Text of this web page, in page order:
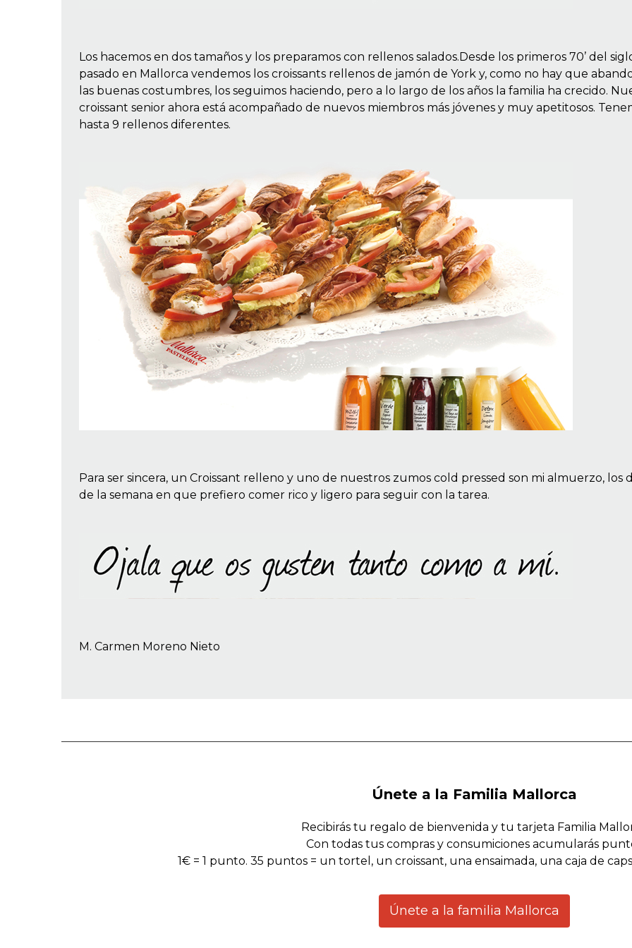
Los hacemos en dos tamaños y los preparamos con rellenos salados.Desde los primeros 70’ del
pasado en Mallorca vendemos los croissants rellenos de jamón de York y, como no hay que
las buenas costumbres, los seguimos haciendo, pero a lo largo de los años la familia ha crecido.
croissant senior ahora está acompañado de nuevos miembros más jóvenes y muy apetitosos.
hasta 9 rellenos diferentes.
Para ser sincera, un Croissant relleno y uno de nuestros zumos cold pressed son mi almuerzo, los
de la semana en que prefiero comer rico y ligero para seguir con la tarea.
M. Carmen Moreno Nieto
Únete a la Familia Mallorca
Recibirás tu regalo de bienvenida y tu tarjeta Familia
Con todas tus compras y consumiciones acumularás
1€ = 1 punto. 35 puntos = un tortel, un croissant, una ensaimada, una caja de
Únete a la familia Mallorca